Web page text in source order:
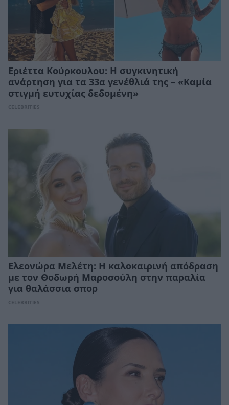
Εριέττα Κούρκουλου: Η συγκινητική
ανάρτηση για τα 33α γενέθλιά της – «Καμία
στιγμή ευτυχίας δεδομένη»
CELEBRITIES
Ελεονώρα Μελέτη: Η καλοκαιρινή απόδραση
με τον Θοδωρή Μαροσούλη στην παραλία
για θαλάσσια σπορ
CELEBRITIES